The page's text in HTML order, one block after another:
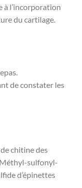
à l’incorporation
du cartilage.
de constater les
chitine des
sulfonyl-
d’épinettes